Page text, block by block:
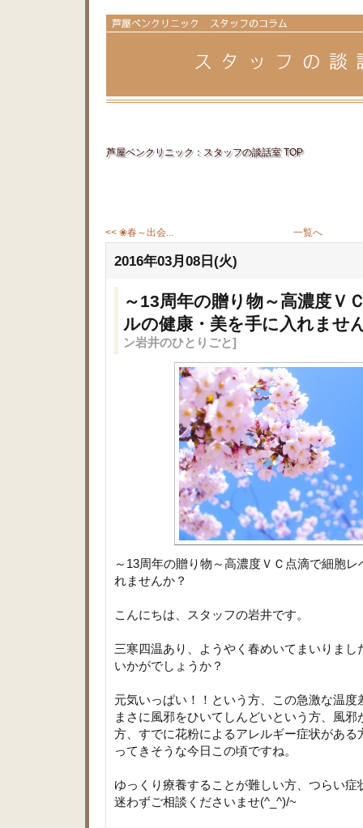
芦屋ベンクリニック：スタッフの談話室 TOP
<< ❀春～出会... 一覧へ
2016年03月08日(火)
～13周年の贈り物～高濃度Ｖ
ルの健康・美を手に入れませ
ン岩井のひとりごと]
～13周年の贈り物～高濃度ＶＣ点滴で細胞
れませんか？
こんにちは、スタッフの岩井です。
三寒四温あり、ようやく春めいてまいりま
いかがでしょうか？
元気いっぱい！！という方、この急激な温
まさに風邪をひいてしんどいという方、風
方、すでに花粉によるアレルギー症状がある
ってきそうな今日この頃ですね。
ゆっくり療養することが難しい方、つらい
迷わずご相談くださいませ(^_^)/~